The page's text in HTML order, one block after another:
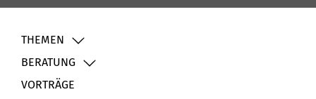
THEMEN
BERATUNG
VORTRÄGE